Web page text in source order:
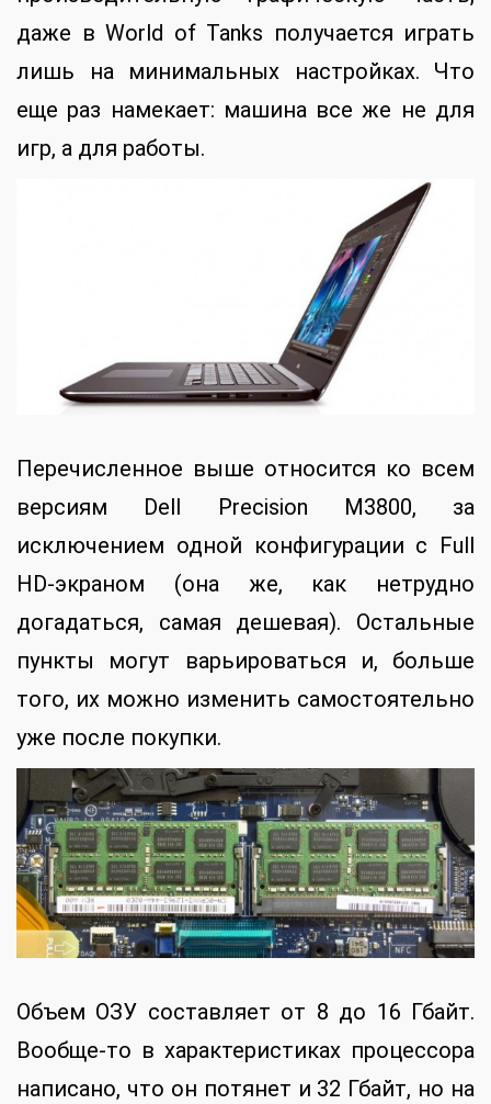
даже в World of Tanks получается играть
лишь на минимальных настройках. Что
еще раз намекает: машина все же не для
игр, а для работы.
Перечисленное выше относится ко всем
версиям Dell Precision M3800, за
исключением одной конфигурации с Full
HD-экраном (она же, как нетрудно
догадаться, самая дешевая). Остальные
пункты могут варьироваться и, больше
того, их можно изменить самостоятельно
уже после покупки.
Объем ОЗУ составляет от 8 до 16 Гбайт.
Вообще-то в характеристиках процессора
написано, что он потянет и 32 Гбайт, но на